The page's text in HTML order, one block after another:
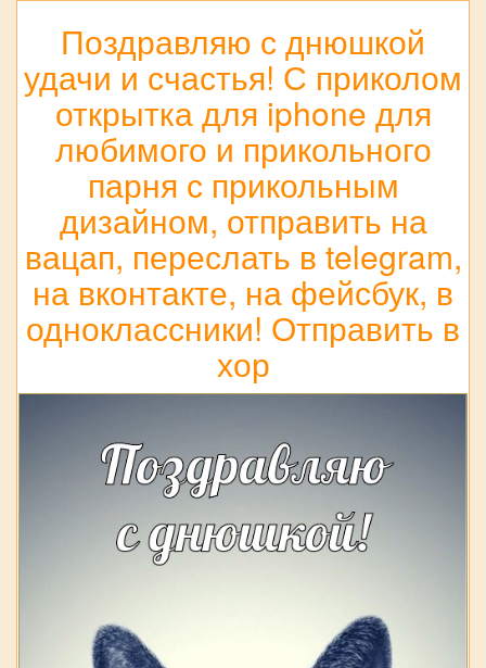
Поздравляю с днюшкой
удачи и счастья! С приколом
открытка для iphone для
любимого и прикольного
парня с прикольным
дизайном, отправить на
вацап, переслать в telegram,
на вконтакте, на фейсбук, в
одноклассники! Отправить в
хор